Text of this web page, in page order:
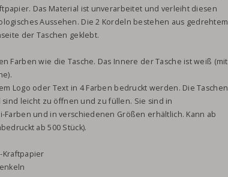
Das Material ist unverarbeitet und verleiht diesen
Aussehen. Die 2 Kordeln bestehen aus gedrehtem
der Taschen geklebt.
Farben wie die Tasche. Das Innere der Tasche ist weiß (mit
Logo oder Text in 4 Farben bedruckt werden. Die Taschen
leicht zu öffnen und zu füllen. Sie sind in
Farben und in verschiedenen Größen erhältlich. Kann ab
ab 500 Stück).
Kraftpapier